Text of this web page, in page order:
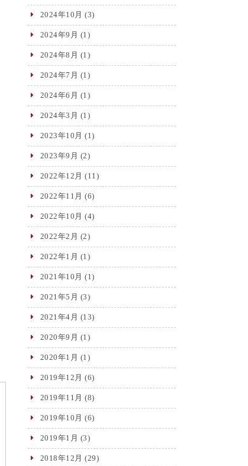
2024年10月 (3)
2024年9月 (1)
2024年8月 (1)
2024年7月 (1)
2024年6月 (1)
2024年3月 (1)
2023年10月 (1)
2023年9月 (2)
2022年12月 (11)
2022年11月 (6)
2022年10月 (4)
2022年2月 (2)
2022年1月 (1)
2021年10月 (1)
2021年5月 (3)
2021年4月 (13)
2020年9月 (1)
2020年1月 (1)
2019年12月 (6)
2019年11月 (8)
2019年10月 (6)
2019年1月 (3)
2018年12月 (29)